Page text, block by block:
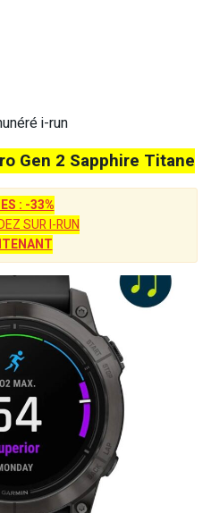
i-run
Gen 2 Sapphire Titane
: -33%
SUR I-RUN